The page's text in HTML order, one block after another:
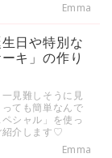
Emma
日や特別な
キ」の作り
見難しそうに見
ても簡単なんで
シャル」を使っ
紹介します♡
Emma